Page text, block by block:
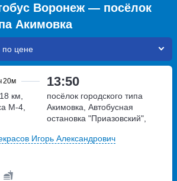
Воронеж — посёлок
Акимовка
по
20м 13:50
км,
М-4,
посёлок городского типа
Акимовка, Автобусная
остановка "Приазовский",
(46.666406928298,
Игорь Александрович